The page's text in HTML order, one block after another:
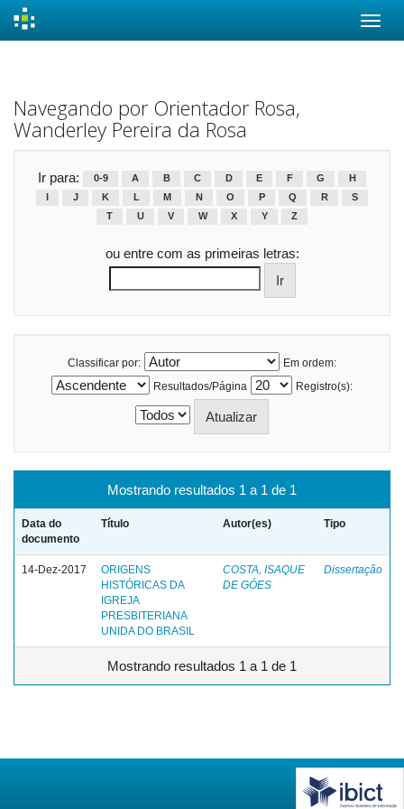
Navegando por Orientador Rosa,
Wanderley Pereira da Rosa
Ir para: 0-9 A B C D E F G
H
J K L M N O P Q R
S
T
U V W X Y Z
ou entre com as primeiras letras:
Classificar por:
Em ordem:
Resultados/Página
Registro(s):
Mostrando resultados 1 a 1 de 1
Data do
documento
Título Autor(es) Tipo
14-Dez-2017
ORIGENS
HISTÓRICAS DA
IGREJA
PRESBITERIANA
UNIDA DO BRASIL
COSTA, ISAQUE
DE GÓES
Dissertação
Mostrando resultados 1 a 1 de 1